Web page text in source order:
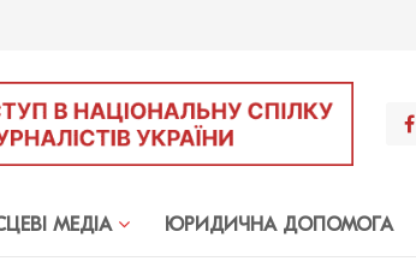
МЕДIА ЮРИДИЧНА ДОПОМОГА